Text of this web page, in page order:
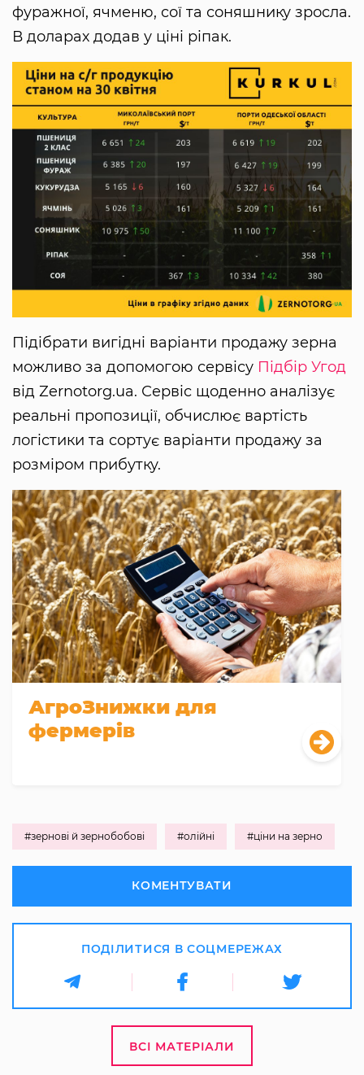
фуражної, ячменю, сої та соняшнику зросла.
В доларах додав у ціні ріпак.
Підібрати вигідні варіанти продажу зерна
можливо за допомогою сервісу Підбір Угод
від Zernotorg.ua. Сервіс щоденно аналізує
реальні пропозиції, обчислює вартість
логістики та сортує варіанти продажу за
розміром прибутку.
АгроЗнижки для
фермерів
#зернові й зернобобові #олійні #ціни на зерно
КОМЕНТУВАТИ
ПОДІЛИТИСЯ В СОЦМЕРЕЖАХ
ВСІ МАТЕРІАЛИ